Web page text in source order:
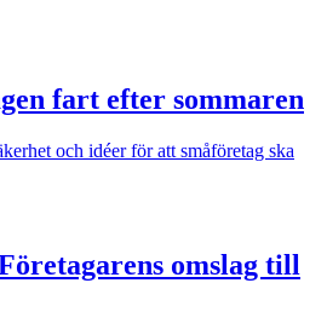
fart efter sommaren
och idéer för att småföretag ska
omslag till